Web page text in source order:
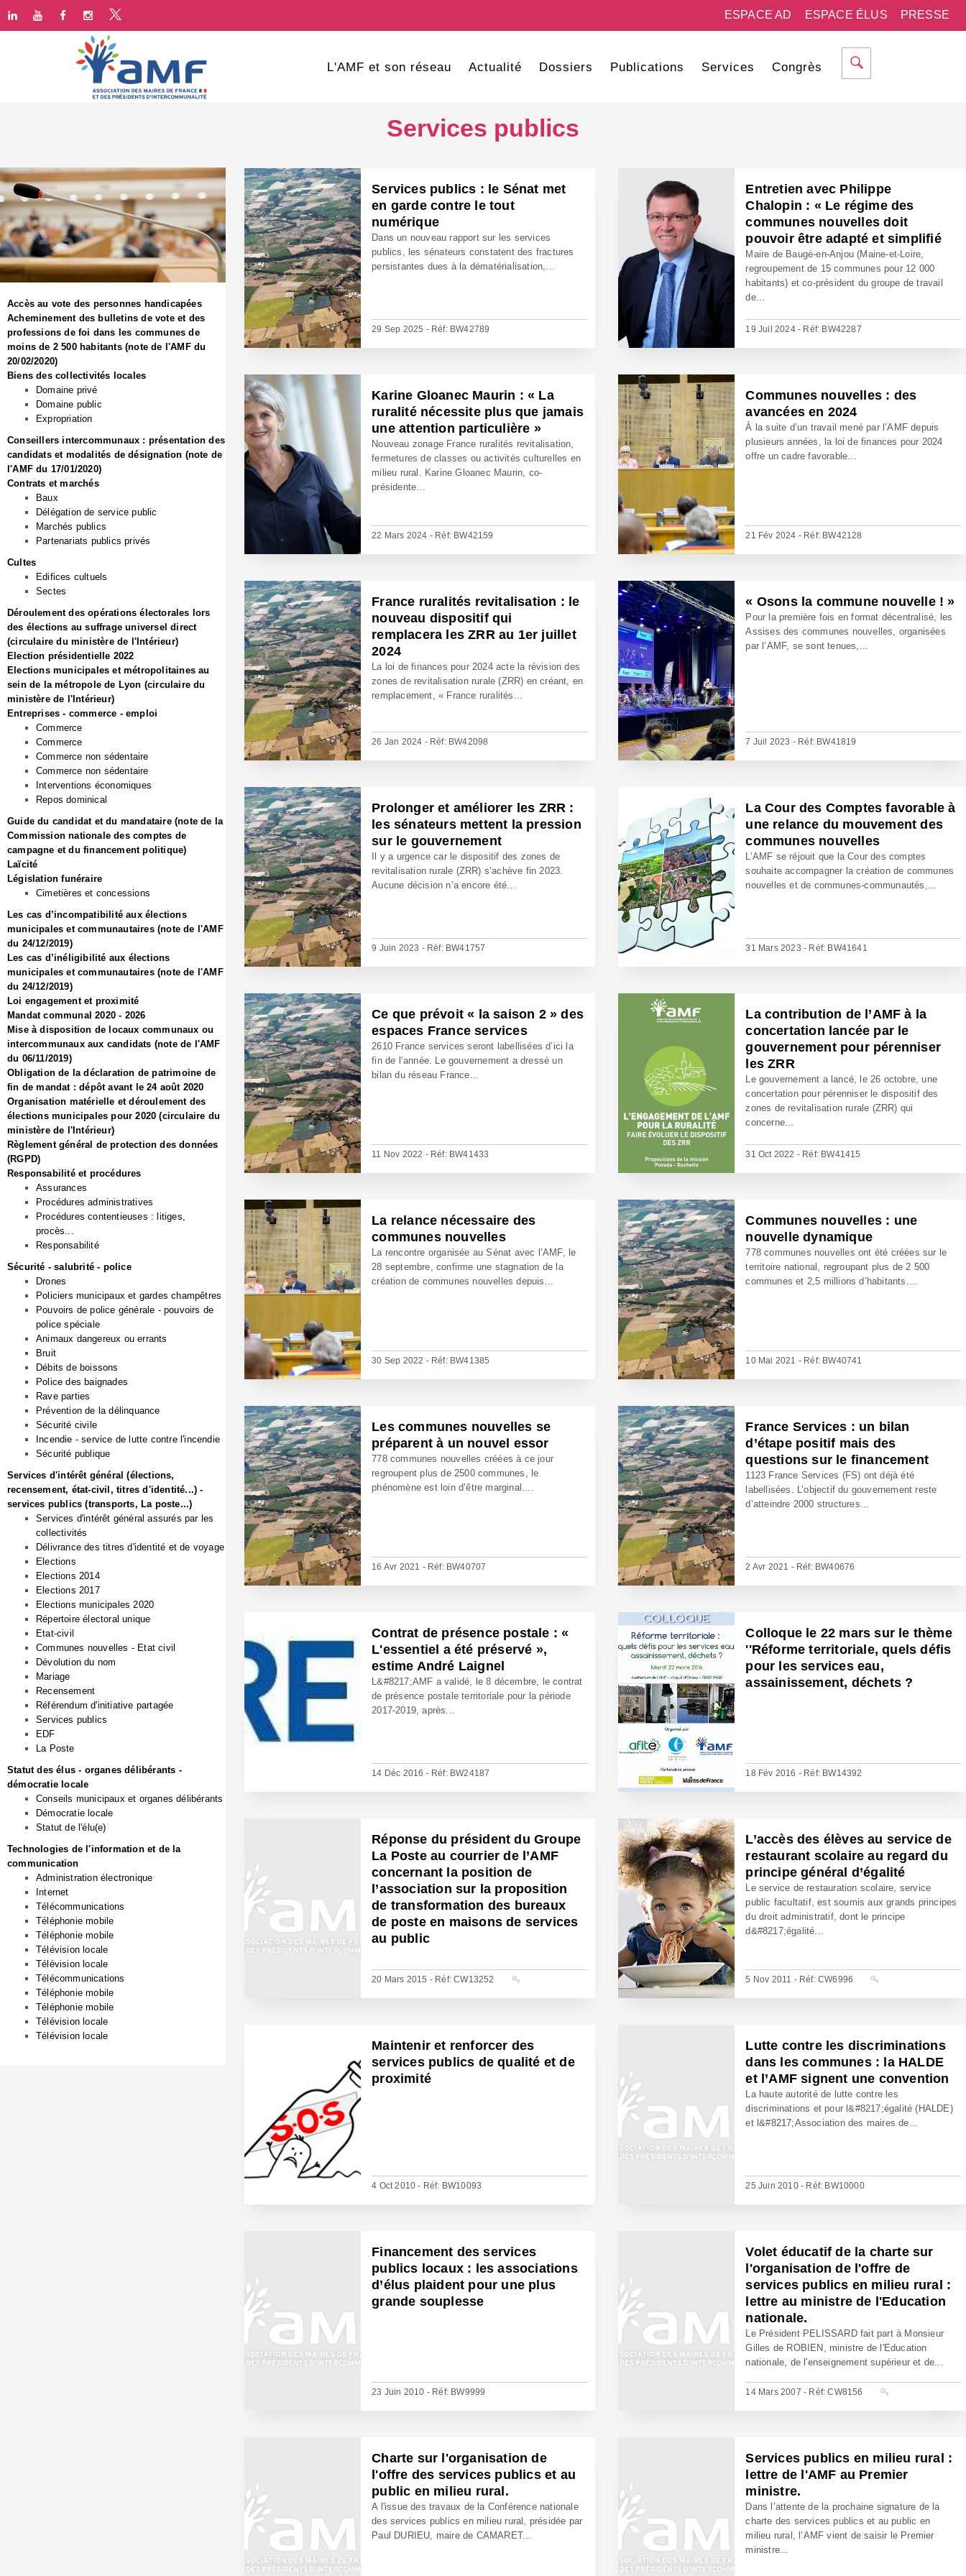
PRESSE
ESPACE ÉLUS
ESPACE AD
L'AMF et son réseau Actualité Dossiers Publications Services Congrès
Services publics
Accès au vote des personnes handicapées
Acheminement des bulletins de vote et des
professions de foi dans les communes de
moins de 2 500 habitants (note de l'AMF du
20/02/2020)
Biens des collectivités locales
Domaine privé
Domaine public
Expropriation
Conseillers intercommunaux : présentation des
candidats et modalités de désignation (note de
l'AMF du 17/01/2020)
Contrats et marchés
Baux
Délégation de service public
Marchés publics
Partenariats publics privés
Cultes
Edifices cultuels
Sectes
Déroulement des opérations électorales lors
des élections au suffrage universel direct
(circulaire du ministère de l'Intérieur)
Election présidentielle 2022
Elections municipales et métropolitaines au
sein de la métropole de Lyon (circulaire du
ministère de l'Intérieur)
Entreprises - commerce - emploi
Commerce
Commerce
Commerce non sédentaire
Commerce non sédentaire
Interventions économiques
Repos dominical
Guide du candidat et du mandataire (note de la
Commission nationale des comptes de
campagne et du financement politique)
Laïcité
Législation funéraire
Cimetières et concessions
Les cas d’incompatibilité aux élections
municipales et communautaires (note de l'AMF
du 24/12/2019)
Les cas d’inéligibilité aux élections
municipales et communautaires (note de l'AMF
du 24/12/2019)
Loi engagement et proximité
Mandat communal 2020 - 2026
Mise à disposition de locaux communaux ou
intercommunaux aux candidats (note de l'AMF
du 06/11/2019)
Obligation de la déclaration de patrimoine de
fin de mandat : dépôt avant le 24 août 2020
Organisation matérielle et déroulement des
élections municipales pour 2020 (circulaire du
ministère de l'Intérieur)
Règlement général de protection des données
(RGPD)
Responsabilité et procédures
Assurances
Procédures administratives
Procédures contentieuses : litiges,
procès...
Responsabilité
Sécurité - salubrité - police
Drones
Policiers municipaux et gardes champêtres
Pouvoirs de police générale - pouvoirs de
police spéciale
Animaux dangereux ou errants
Bruit
Débits de boissons
Police des baignades
Rave parties
Prévention de la délinquance
Sécurité civile
Incendie - service de lutte contre l'incendie
Sécurité publique
Services d'intérêt général (élections,
recensement, état-civil, titres d'identité...) -
services publics (transports, La poste...)
Services d'intérêt général assurés par les
collectivités
Délivrance des titres d'identité et de voyage
Elections
Elections 2014
Elections 2017
Elections municipales 2020
Répertoire électoral unique
Etat-civil
Communes nouvelles - Etat civil
Dévolution du nom
Mariage
Recensement
Référendum d'initiative partagée
Services publics
EDF
La Poste
Statut des élus - organes délibérants -
démocratie locale
Conseils municipaux et organes délibérants
Démocratie locale
Statut de l'élu(e)
Technologies de l'information et de la
communication
Administration électronique
Internet
Télécommunications
Téléphonie mobile
Téléphonie mobile
Télévision locale
Télévision locale
Télécommunications
Téléphonie mobile
Téléphonie mobile
Télévision locale
Télévision locale
Services publics : le Sénat met
en garde contre le tout
numérique
Dans un nouveau rapport sur les services
publics, les sénateurs constatent des fractures
persistantes dues à la dématérialisation,...
29 Sep 2025 - Réf: BW42789
Entretien avec Philippe
Chalopin : « Le régime des
communes nouvelles doit
pouvoir être adapté et simplifié
Maire de Baugé-en-Anjou (Maine-et-Loire,
regroupement de 15 communes pour 12 000
habitants) et co-président du groupe de travail
de...
19 Juil 2024 - Réf: BW42287
Karine Gloanec Maurin : « La
ruralité nécessite plus que jamais
une attention particulière »
Nouveau zonage France ruralités revitalisation,
fermetures de classes ou activités culturelles en
milieu rural. Karine Gloanec Maurin, co-
présidente...
22 Mars 2024 - Réf: BW42159
Communes nouvelles : des
avancées en 2024
À la suite d’un travail mené par l’AMF depuis
plusieurs années, la loi de finances pour 2024
offre un cadre favorable...
21 Fév 2024 - Réf: BW42128
France ruralités revitalisation : le
nouveau dispositif qui
remplacera les ZRR au 1er juillet
2024
La loi de finances pour 2024 acte la révision des
zones de revitalisation rurale (ZRR) en créant, en
remplacement, « France ruralités...
26 Jan 2024 - Réf: BW42098
« Osons la commune nouvelle ! »
Pour la première fois en format décentralisé, les
Assises des communes nouvelles, organisées
par l’AMF, se sont tenues,...
7 Juil 2023 - Réf: BW41819
Prolonger et améliorer les ZRR :
les sénateurs mettent la pression
sur le gouvernement
Il y a urgence car le dispositif des zones de
revitalisation rurale (ZRR) s’achève fin 2023.
Aucune décision n’a encore été...
9 Juin 2023 - Réf: BW41757
La Cour des Comptes favorable à
une relance du mouvement des
communes nouvelles
L’AMF se réjouit que la Cour des comptes
souhaite accompagner la création de communes
nouvelles et de communes-communautés,...
31 Mars 2023 - Réf: BW41641
Ce que prévoit « la saison 2 » des
espaces France services
2610 France services seront labellisées d’ici la
fin de l’année. Le gouvernement a dressé un
bilan du réseau France...
11 Nov 2022 - Réf: BW41433
La contribution de l’AMF à la
concertation lancée par le
gouvernement pour pérenniser
les ZRR
Le gouvernement a lancé, le 26 octobre, une
concertation pour pérenniser le dispositif des
zones de revitalisation rurale (ZRR) qui
concerne...
31 Oct 2022 - Réf: BW41415
La relance nécessaire des
communes nouvelles
La rencontre organisée au Sénat avec l’AMF, le
28 septembre, confirme une stagnation de la
création de communes nouvelles depuis...
30 Sep 2022 - Réf: BW41385
Communes nouvelles : une
nouvelle dynamique
778 communes nouvelles ont été créées sur le
territoire national, regroupant plus de 2 500
communes et 2,5 millions d’habitants....
10 Mai 2021 - Réf: BW40741
Les communes nouvelles se
préparent à un nouvel essor
778 communes nouvelles créées à ce jour
regroupent plus de 2500 communes, le
phénomène est loin d’être marginal....
16 Avr 2021 - Réf: BW40707
France Services : un bilan
d’étape positif mais des
questions sur le financement
1123 France Services (FS) ont déjà été
labellisées. L’objectif du gouvernement reste
d’atteindre 2000 structures...
2 Avr 2021 - Réf: BW40676
Contrat de présence postale : «
L'essentiel a été préservé »,
estime André Laignel
L&#8217;AMF a validé, le 8 décembre, le contrat
de présence postale territoriale pour la période
2017-2019, après...
14 Déc 2016 - Réf: BW24187
Colloque le 22 mars sur le thème
''Réforme territoriale, quels défis
pour les services eau,
assainissement, déchets ?
18 Fév 2016 - Réf: BW14392
Réponse du président du Groupe
La Poste au courrier de l’AMF
concernant la position de
l’association sur la proposition
de transformation des bureaux
de poste en maisons de services
au public
20 Mars 2015 - Réf: CW13252
L’accès des élèves au service de
restaurant scolaire au regard du
principe général d’égalité
Le service de restauration scolaire, service
public facultatif, est soumis aux grands principes
du droit administratif, dont le principe
d&#8217;égalité...
5 Nov 2011 - Réf: CW6996
Maintenir et renforcer des
services publics de qualité et de
proximité
4 Oct 2010 - Réf: BW10093
Lutte contre les discriminations
dans les communes : la HALDE
et l’AMF signent une convention
La haute autorité de lutte contre les
discriminations et pour l&#8217;égalité (HALDE)
et l&#8217;Association des maires de...
25 Juin 2010 - Réf: BW10000
Financement des services
publics locaux : les associations
d’élus plaident pour une plus
grande souplesse
23 Juin 2010 - Réf: BW9999
Volet éducatif de la charte sur
l'organisation de l'offre de
services publics en milieu rural :
lettre au ministre de l'Education
nationale.
Le Président PELISSARD fait part à Monsieur
Gilles de ROBIEN, ministre de l'Education
nationale, de l'enseignement supérieur et de...
14 Mars 2007 - Réf: CW8156
Charte sur l'organisation de
l'offre des services publics et au
public en milieu rural.
A l'issue des travaux de la Conférence nationale
des services publics en milieu rural, présidée par
Paul DURIEU, maire de CAMARET...
Services publics en milieu rural :
lettre de l'AMF au Premier
ministre.
Dans l’attente de la prochaine signature de la
charte des services publics et au public en
milieu rural, l’AMF vient de saisir le Premier
ministre...